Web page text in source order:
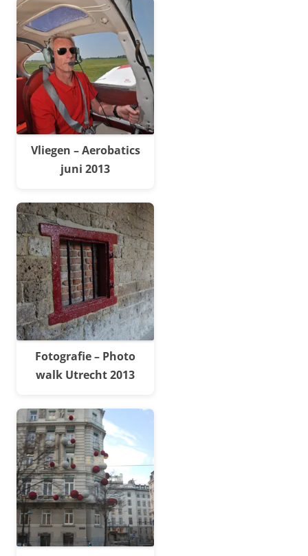
Vliegen – Aerobatics
juni 2013
Fotografie – Photo
walk Utrecht 2013